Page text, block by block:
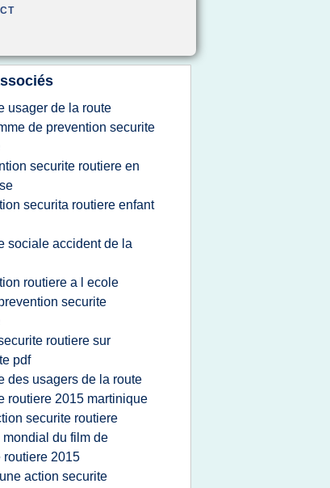
usager de la route
de prevention securite
securite routiere en
securita routiere enfant
sociale accident de la
routiere a l ecole
securite
routiere sur
pdf
des usagers de la route
routiere 2015 martinique
securite routiere
mondial du film de
routiere 2015
action securite